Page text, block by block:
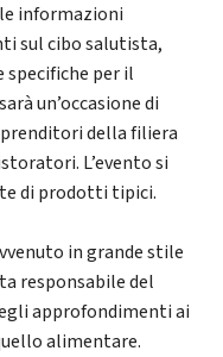
informazioni
sul cibo salutista,
per il
un’occasione di
della filiera
L’evento si
di prodotti tipici.
in grande stile
responsabile del
approfondimenti ai
alimentare.